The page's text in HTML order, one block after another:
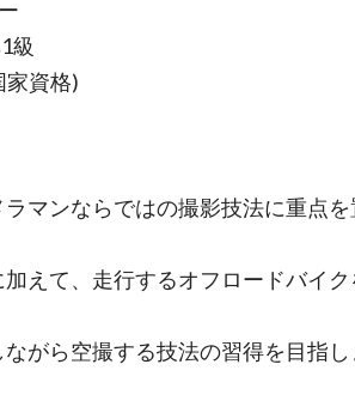
級
家資格)
マンならではの撮影技法に重点を
えて、走行するオフロードバイク
がら空撮する技法の習得を目指し